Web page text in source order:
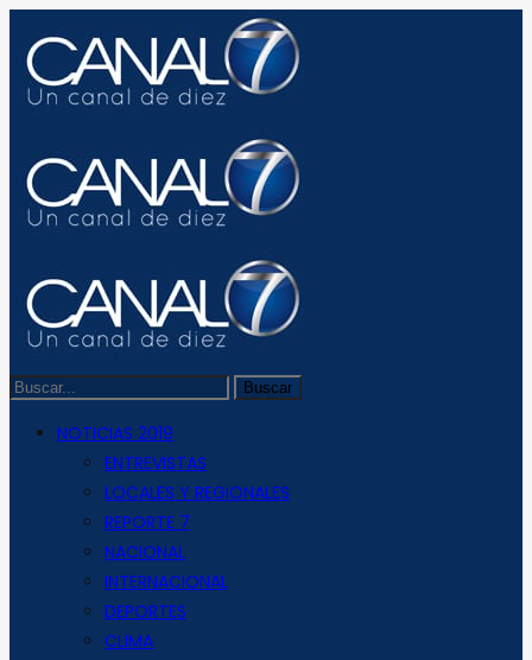
NOTICIAS 2019
ENTREVISTAS
LOCALES Y REGIONALES
REPORTE 7
NACIONAL
INTERNACIONAL
DEPORTES
CLIMA